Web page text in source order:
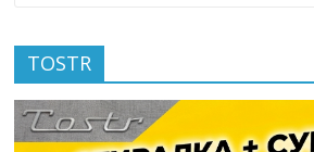
TOSTR